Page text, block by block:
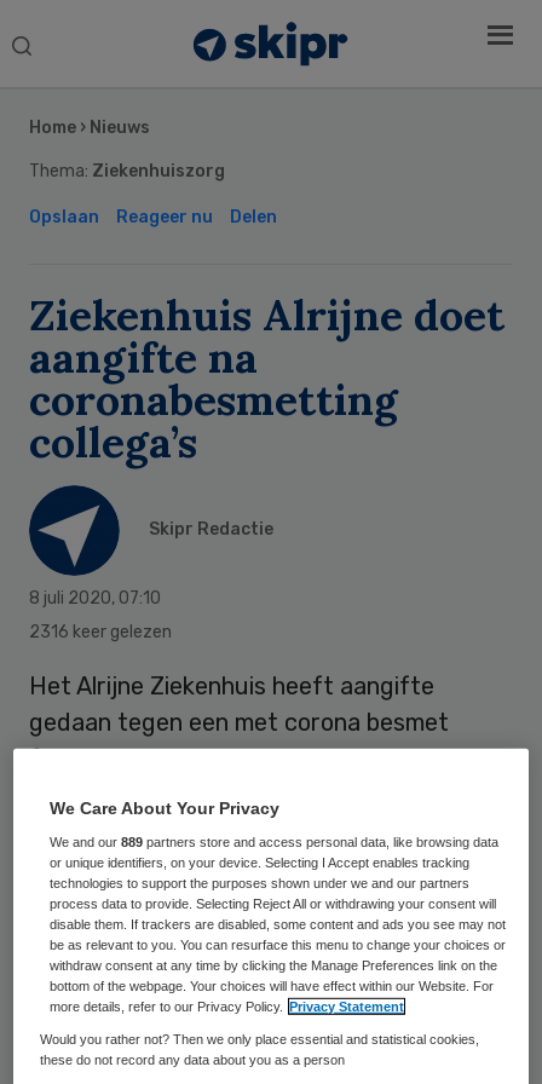
Search
Home › Nieuws
Thema: Ziekenhuiszorg
Opslaan Reageer nu Delen
Ziekenhuis Alrijne doet
aangifte na
coronabesmetting
collega’s
Skipr Redactie
8 juli 2020, 07:10
2316 keer gelezen
Het Alrijne Ziekenhuis heeft aangifte
gedaan tegen een met corona besmet
familielid van een patiënt, die medewerkers
doelbewust heeft blootgesteld aan
besmettingsgevaar door ter plekke
persoonlijke beschermingsmiddelen af en
uit te doen. Vier medewerkers van het
ziekenhuis, met vestigingen in Alphen,
Leiden en Leiderdorp, zijn inmiddels positief
op corona getest.
Sidebar
We Care About Your Privacy
We and our889 partners store and access personal data, like browsing data
or unique identifiers, on your device. Selecting I Accept enables tracking
technologies to support the purposes shown under we and our partners
process data to provide. Selecting Reject All or withdrawing your consent will
disable them. If trackers are disabled, some content and ads you see may not
be as relevant to you. You can resurface this menu to change your choices or
withdraw consent at any time by clicking the Manage Preferences link on the
bottom of the webpage. Your choices will have effect within our Website. For
more details, refer to our Privacy Policy.
Privacy Statement
Would you rather not? Then we only place essential and statistical cookies,
these do not record any data about you as a person